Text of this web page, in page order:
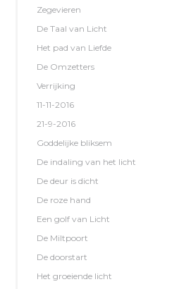
Zegevieren
De Taal van Licht
Het pad van Liefde
De Omzetters
Verrijking
11-11-2016
21-9-2016
Goddelijke bliksem
De indaling van het licht
De deur is dicht
De roze hand
Een golf van Licht
De Miltpoort
De doorstart
Het groeiende licht